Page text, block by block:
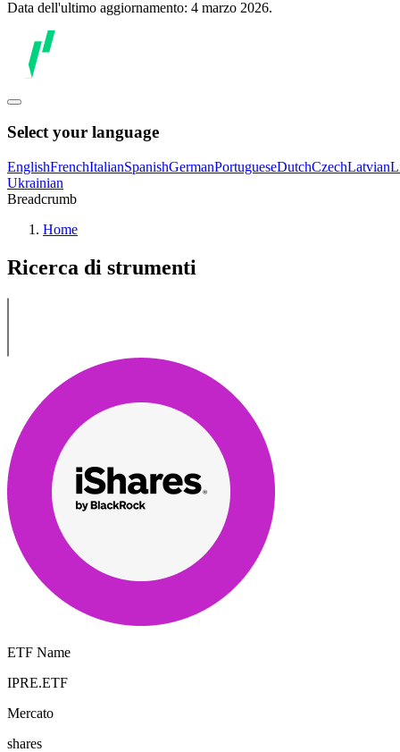
Data dell'ultimo aggiornamento: 4 marzo 2026.
Select your language
EnglishFrenchItalianSpanishGermanPortugueseDutchCzechLatvian
Ukrainian
Breadcrumb
Home
Ricerca di strumenti
ETF Name
IPRE.ETF
Mercato
shares